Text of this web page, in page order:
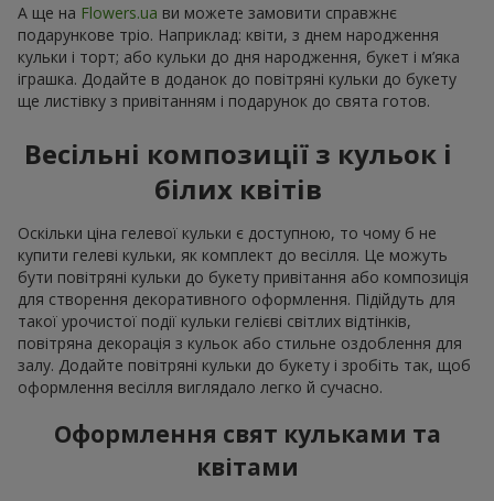
А ще на Flowers.ua ви можете замовити справжнє
подарункове тріо. Наприклад: квіти, з днем народження
кульки і торт; або кульки до дня народження, букет і м’яка
іграшка. Додайте в доданок до повітряні кульки до букету
ще листівку з привітанням і подарунок до свята готов.
Весільні композиції з кульок і
білих квітів
Оскільки ціна гелевої кульки є доступною, то чому б не
купити гелеві кульки, як комплект до весілля. Це можуть
бути повітряні кульки до букету привітання або композиція
для створення декоративного оформлення. Підійдуть для
такої урочистої події кульки гелієві світлих відтінків,
повітряна декорація з кульок або стильне оздоблення для
залу. Додайте повітряні кульки до букету і зробіть так, щоб
оформлення весілля виглядало легко й сучасно.
Оформлення свят кульками та
квітами